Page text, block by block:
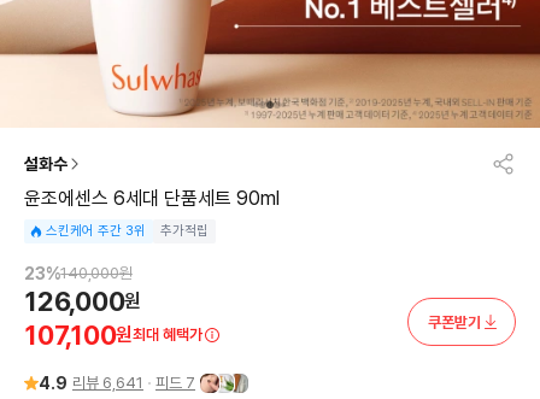
설화수
윤조에센스 6세대 단품세트 90ml
스킨케어 주간 3위 추가적립
23%140,000원
126,000원
107,100원최대 혜택가
쿠폰받기
4.9 리뷰 6,641 피드 7